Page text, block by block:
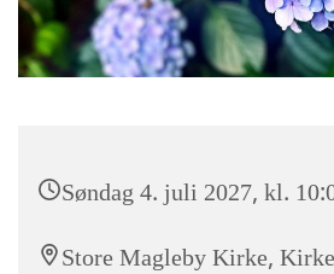
Søndag 4. juli 2027, kl.
Store Magleby Kirke,